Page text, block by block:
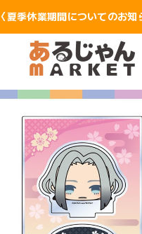
〈夏季休業期間についてのお知